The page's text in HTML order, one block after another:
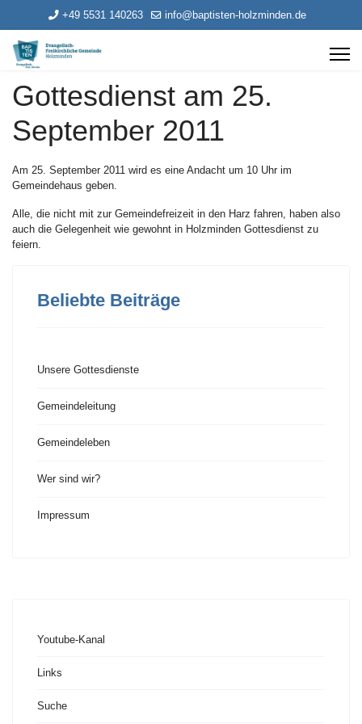
+49 5531 140263 info@baptisten-holzminden.de
Gottesdienst am 25.
September 2011
Am 25. September 2011 wird es eine Andacht um 10 Uhr im
Gemeindehaus geben.
Alle, die nicht mit zur Gemeindefreizeit in den Harz fahren, haben also
auch die Gelegenheit wie gewohnt in Holzminden Gottesdienst zu
feiern.
Beliebte Beiträge
Unsere Gottesdienste
Gemeindeleitung
Gemeindeleben
Wer sind wir?
Impressum
Youtube-Kanal
Links
Suche